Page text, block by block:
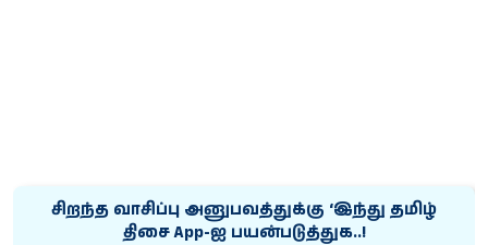
சிறந்த வாசிப்பு அனுபவத்துக்கு ‘இந்து தமிழ்
திசை App-ஐ பயன்படுத்துக..!